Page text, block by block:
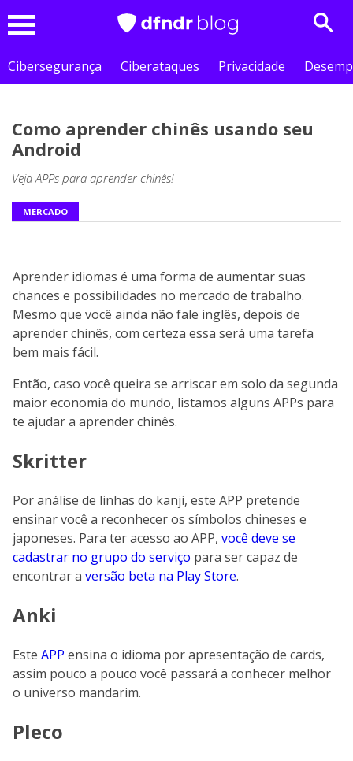
Cibersegurança
Ciberataques Privacidade
Como aprender chinês usando seu
Android
Veja APPs para aprender chinês!
MERCADO
Aprender idiomas é uma forma de aumentar suas
chances e possibilidades no mercado de trabalho.
Mesmo que você ainda não fale inglês, depois de
aprender chinês, com certeza essa será uma tarefa
bem mais fácil.
Então, caso você queira se arriscar em solo da segunda
maior economia do mundo, listamos alguns APPs para
te ajudar a aprender chinês.
Skritter
Por análise de linhas do kanji, este APP pretende
ensinar você a reconhecer os símbolos chineses e
japoneses. Para ter acesso ao APP, você deve se
cadastrar no grupo do serviço para ser capaz de
encontrar a versão beta na Play Store.
Anki
Este APP ensina o idioma por apresentação de cards,
assim pouco a pouco você passará a conhecer melhor
o universo mandarim.
Pleco